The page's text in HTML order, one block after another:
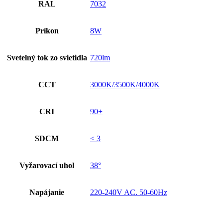
RAL 7032
Príkon 8W
Svetelný tok zo svietidla 720lm
CCT 3000K/3500K/4000K
CRI 90+
SDCM < 3
Vyžarovací uhol 38°
Napájanie 220-240V AC. 50-60Hz